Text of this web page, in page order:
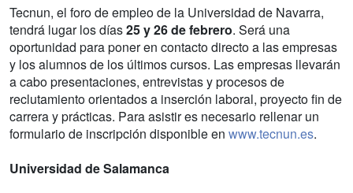
Tecnun, el foro de empleo de la Universidad de Navarra,
tendrá lugar los días25 y 26 de febrero. Será una
oportunidad para poner en contacto directo a las empresas
y los alumnos de los últimos cursos. Las empresas llevarán
a cabo presentaciones, entrevistas y procesos de
reclutamiento orientados a inserción laboral, proyecto fin de
carrera y prácticas. Para asistir es necesario rellenar un
formulario de inscripción disponible en www.tecnun.es.
Universidad de Salamanca